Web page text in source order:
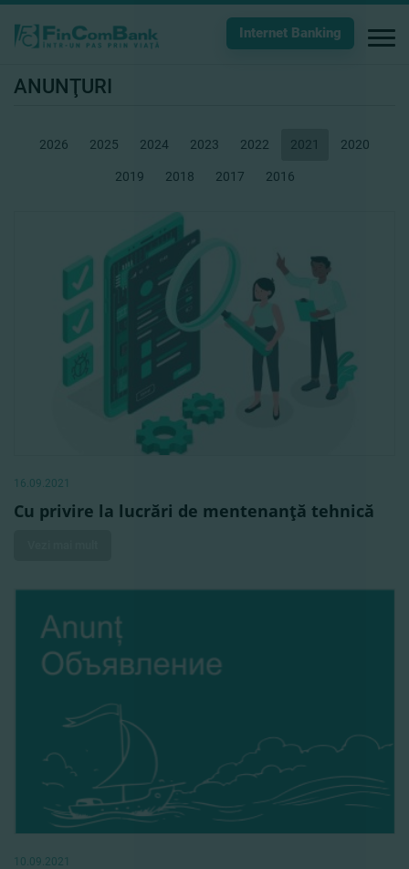
Internet Banking
ANUNŢURI
2026 2025 2024 2023 2022 2021 2020
2019 2018 2017 2016
16.09.2021
Cu privire la lucrări de mentenanţă tehnică
10.09.2021